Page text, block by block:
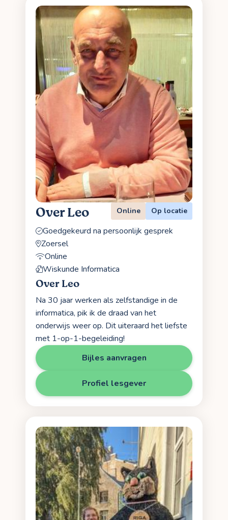
Over Leo Online Op locatie
Goedgekeurd na persoonlijk gesprek
Zoersel
Online
Wiskunde Informatica
Over Leo
Na 30 jaar werken als zelfstandige in de
informatica, pik ik de draad van het
onderwijs weer op. Dit uiteraard het liefste
met 1-op-1-begeleiding!
Bijles aanvragen
Profiel lesgever